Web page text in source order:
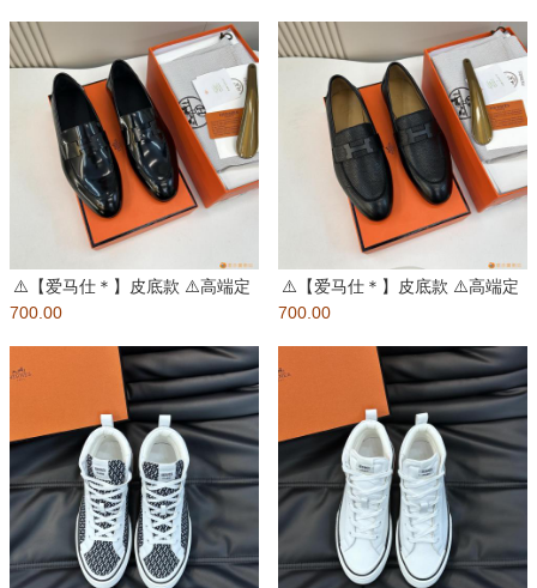
⚠️【爱马仕＊】皮底款 ⚠️高端定
制工艺 ⚠️男士真皮底小皮
700.00
⚠️【爱马仕＊】皮底款 ⚠️高端定
制工艺 ⚠️男士真皮底小皮
700.00